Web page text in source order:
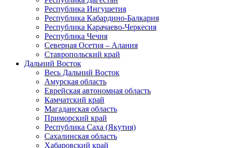
Республика Ингушетия
Республика Кабардино-Балкария
Республика Карачаево-Черкесия
Республика Чечня
Северная Осетия – Алания
Ставропольский край
Дальний Восток
Весь Дальний Восток
Амурская область
Еврейская автономная область
Камчатский край
Магаданская область
Приморский край
Республика Саха (Якутия)
Сахалинская область
Хабаровский край